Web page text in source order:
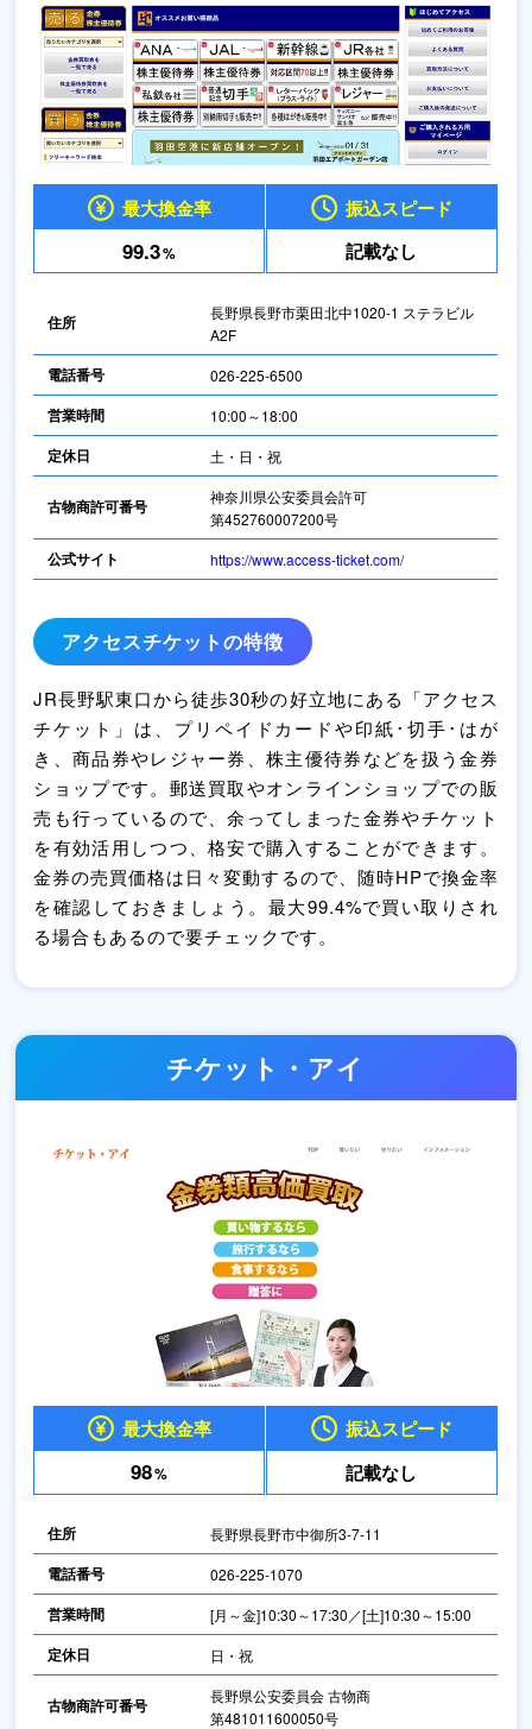
最大換金率
99.3%
振込スピード
記載なし
住所
長野県長野市栗田北中1020-1 ステラビル
A2F
電話番号 026-225-6500
営業時間 10:00～18:00
定休日 土・日・祝
古物商許可番号
神奈川県公安委員会許可
第452760007200号
公式サイト https://www.access-ticket.com/
アクセスチケットの特徴
JR長野駅東口から徒歩30秒の好立地にある「アクセス
チケット」は、プリペイドカードや印紙･切手･はが
き、商品券やレジャー券、株主優待券などを扱う金券
ショップです。郵送買取やオンラインショップでの販
売も行っているので、余ってしまった金券やチケット
を有効活用しつつ、格安で購入することができます。
金券の売買価格は日々変動するので、随時HPで換金率
を確認しておきましょう。最大99.4%で買い取りされ
る場合もあるので要チェックです。
チケット・アイ
最大換金率
98%
振込スピード
記載なし
住所 長野県長野市中御所3-7-11
電話番号 026-225-1070
営業時間 [月～金]10:30～17:30／[土]10:30～15:00
定休日 日・祝
古物商許可番号
長野県公安委員会 古物商
第481011600050号